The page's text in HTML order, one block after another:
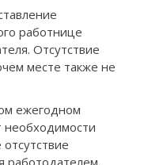
работнице
Отсутствие
месте также не
ежегодном
необходимости